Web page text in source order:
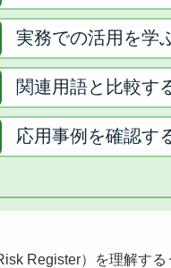
Register）を理解す